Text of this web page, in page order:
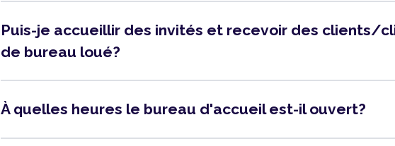
Puis-je accueillir des invités et recevoir des clients/
de bureau loué?
À quelles heures le bureau d'accueil est-il ouvert?